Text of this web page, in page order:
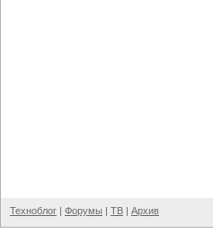
Техноблог | Форумы | ТВ | Архив